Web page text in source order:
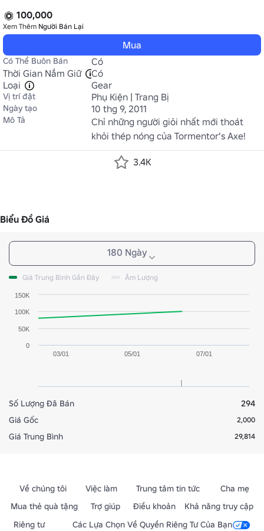
100,000
Xem Thêm Người Bán Lại
Mua
Có Thể Buôn Bán
Có
Thời Gian Nắm Giữ
Có
Loại
Gear
Vị trí đặt Phụ Kiện | Trang Bị
Ngày tạo 10 thg 9, 2011
Mô Tả
Chỉ những người giỏi nhất mới thoát
khỏi thép nóng của Tormentor's Axe!
3.4K
Biểu Đồ Giá
180 Ngày
Giá Trung Bình Gần Đây Âm Lượng
03/01 05/01 07/01
0
50K
100K
150K
Số Lượng Đã Bán
294
Giá Gốc
2,000
Giá Trung Bình 29,814
Về chúng tôi Việc làm Trung tâm tin tức
Cha mẹ
Mua thẻ quà tặng
Trợ giúp Điều khoản
Khả năng truy cập
Riêng tư
Các Lựa Chọn Về Quyền Riêng Tư Của Bạn